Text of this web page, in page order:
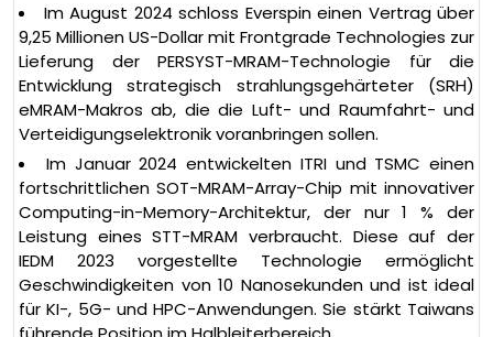
Im August 2024 schloss Everspin einen Vertrag über
9,25 Millionen US-Dollar mit Frontgrade Technologies zur
Lieferung der PERSYST-MRAM-Technologie für die
Entwicklung strategisch strahlungsgehärteter (SRH)
eMRAM-Makros ab, die die Luft- und Raumfahrt- und
Verteidigungselektronik voranbringen sollen.
Im Januar 2024 entwickelten ITRI und TSMC einen
fortschrittlichen SOT-MRAM-Array-Chip mit innovativer
Computing-in-Memory-Architektur, der nur 1 % der
Leistung eines STT-MRAM verbraucht. Diese auf der
IEDM 2023 vorgestellte Technologie ermöglicht
Geschwindigkeiten von 10 Nanosekunden und ist ideal
für KI-, 5G- und HPC-Anwendungen. Sie stärkt Taiwans